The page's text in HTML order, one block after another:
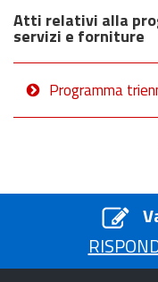
Atti relativi alla
servizi e forniture
Programma